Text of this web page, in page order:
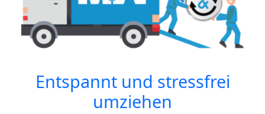
Entspannt und stressfrei
umziehen